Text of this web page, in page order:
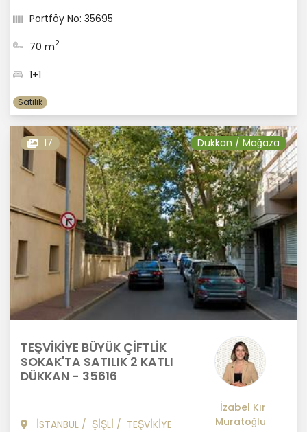
Portföy No: 35695
70 m2
1+1
Satılık
17 Dükkan / Mağaza
TEŞVİKİYE BÜYÜK ÇİFTLİK
SOKAK'TA SATILIK 2 KATLI
DÜKKAN - 35616
İSTANBUL / ŞİŞLİ / TEŞVİKİYE
İzabel Kır
Muratoğlu